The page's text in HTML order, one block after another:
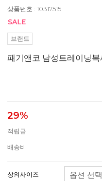
상품번호 : 10317515
브랜드
패기앤코 남성트레이닝
29%
적립금
배송비
상의사이즈